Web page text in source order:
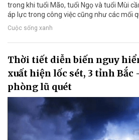
trong khi tuổi Mão, tuổi Ngọ và tuổi Mùi
áp lực trong công việc cũng như các mối
Cuộc sống xanh
Thời tiết diễn biến nguy
xuất hiện lốc sét, 3 tỉnh Bắc
phòng lũ quét